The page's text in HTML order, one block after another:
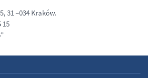
31 –034 Kraków.
15